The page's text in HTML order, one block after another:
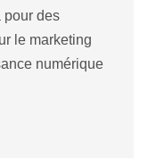
pour des
le marketing
numérique